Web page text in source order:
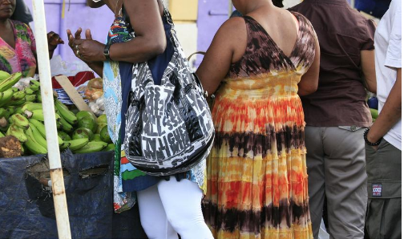
Grossesse et chaleur : ce
que dit la science
Le smartphone nuit-il à
l'apprentissage de la
lecture ?